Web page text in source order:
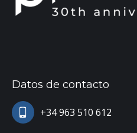
Datos de contacto
+34 963 510 612